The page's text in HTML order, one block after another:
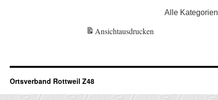
Alle Kategorien
Ansichtausdrucken
Ortsverband Rottweil Z48